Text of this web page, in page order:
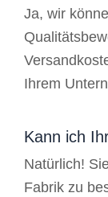
Ja, wir
Ihrem
Kann ich
Natürlich!
Fabrik zu